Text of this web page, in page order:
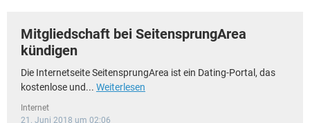
Mitgliedschaft bei SeitensprungArea
kündigen
Die Internetseite SeitensprungArea ist ein Dating-Portal, das
kostenlose und... Weiterlesen
Internet
21. Juni 2018 um 02:06